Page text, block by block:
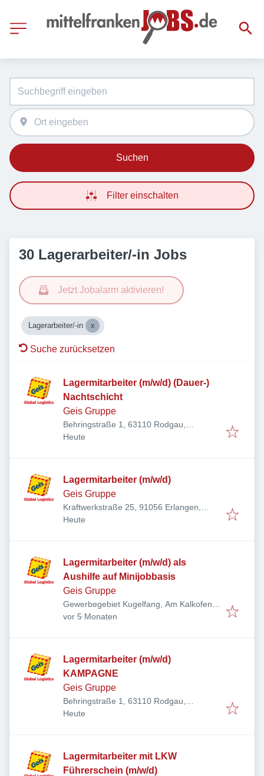
Suchen
Filter einschalten
30 Lagerarbeiter/-in Jobs
Jetzt Jobalarm aktivieren!
Lagerarbeiter/-in
Suche zurücksetzen
Lagermitarbeiter (m/w/d) (Dauer-)
Nachtschicht
Geis Gruppe
Behringstraße 1, 63110 Rodgau,
Deutschland
Veröffentlicht
Heute
Lagermitarbeiter (m/w/d)
Geis Gruppe
Kraftwerkstraße 25, 91056 Erlangen,
Deutschland
Veröffentlicht
Heute
Lagermitarbeiter (m/w/d) als
Aushilfe auf Minijobbasis
Geis Gruppe
Gewerbegebiet Kugelfang, Am Kalkofen
4, 95119 Naila, Deutschland
Veröffentlicht:
vor 5 Monaten
Lagermitarbeiter (m/w/d)
KAMPAGNE
Geis Gruppe
Behringstraße 1, 63110 Rodgau,
Deutschland
Veröffentlicht
Heute
Lagermitarbeiter mit LKW
Führerschein (m/w/d)